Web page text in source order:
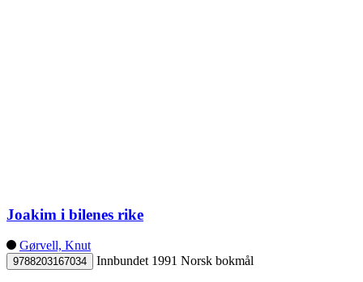
Joakim i bilenes rike
Gørvell, Knut
9788203167034 Innbundet 1991 Norsk bokmål